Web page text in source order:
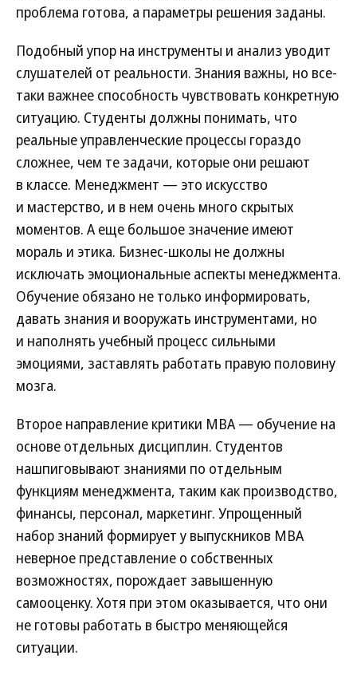
проблема готова, а параметры решения заданы.
Подобный упор на инструменты и анализ уводит
слушателей от реальности. Знания важны, но все-
таки важнее способность чувствовать конкретную
ситуацию. Студенты должны понимать, что
реальные управленческие процессы гораздо
сложнее, чем те задачи, которые они решают
в классе. Менеджмент — это искусство
и мастерство, и в нем очень много скрытых
моментов. А еще большое значение имеют
мораль и этика. Бизнес-школы не должны
исключать эмоциональные аспекты менеджмента.
Обучение обязано не только информировать,
давать знания и вооружать инструментами, но
и наполнять учебный процесс сильными
эмоциями, заставлять работать правую половину
мозга.
Второе направление критики МВА — обучение на
основе отдельных дисциплин. Студентов
нашпиговывают знаниями по отдельным
функциям менеджмента, таким как производство,
финансы, персонал, маркетинг. Упрощенный
набор знаний формирует у выпускников МВА
неверное представление о собственных
возможностях, порождает завышенную
самооценку. Хотя при этом оказывается, что они
не готовы работать в быстро меняющейся
ситуации.